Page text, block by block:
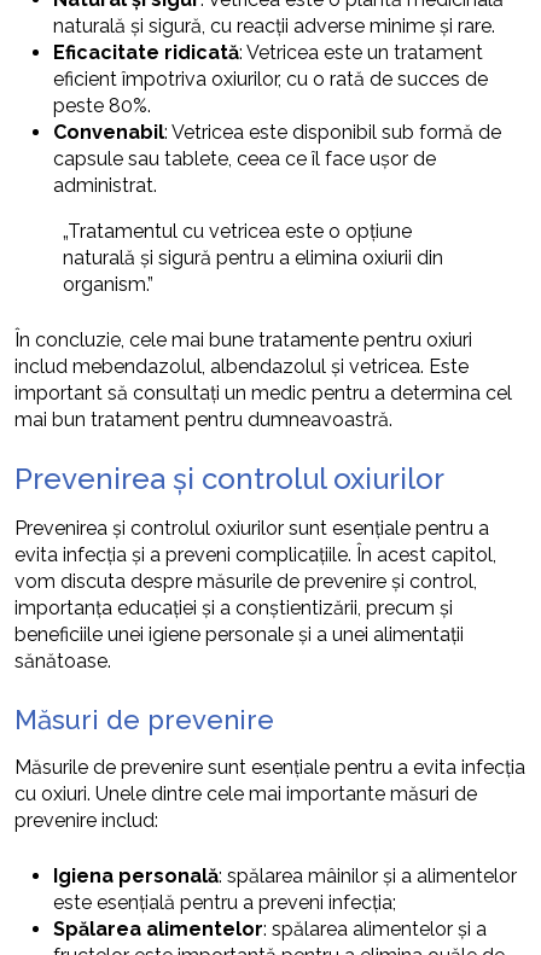
naturală și sigură, cu reacții adverse minime și rare.
Eficacitate ridicată: Vetricea este un tratament
eficient împotriva oxiurilor, cu o rată de succes de
peste 80%.
Convenabil: Vetricea este disponibil sub formă de
capsule sau tablete, ceea ce îl face ușor de
administrat.
„Tratamentul cu vetricea este o opțiune
naturală și sigură pentru a elimina oxiurii din
organism.”
În concluzie, cele mai bune tratamente pentru oxiuri
includ mebendazolul, albendazolul și vetricea. Este
important să consultați un medic pentru a determina cel
mai bun tratament pentru dumneavoastră.
Prevenirea și controlul oxiurilor
Prevenirea și controlul oxiurilor sunt esențiale pentru a
evita infecția și a preveni complicațiile. În acest capitol,
vom discuta despre măsurile de prevenire și control,
importanța educației și a conștientizării, precum și
beneficiile unei igiene personale și a unei alimentații
sănătoase.
Măsuri de prevenire
Măsurile de prevenire sunt esențiale pentru a evita infecția
cu oxiuri. Unele dintre cele mai importante măsuri de
prevenire includ:
Igiena personală: spălarea mâinilor și a alimentelor
este esențială pentru a preveni infecția;
Spălarea alimentelor: spălarea alimentelor și a